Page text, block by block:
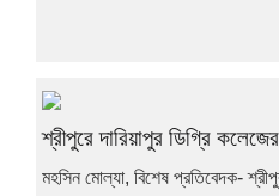
শ্রীপুরে দারিয়াপুর ডিগ্রি
মহসিন মোল্যা, বিশেষ প্রতিবেদক-